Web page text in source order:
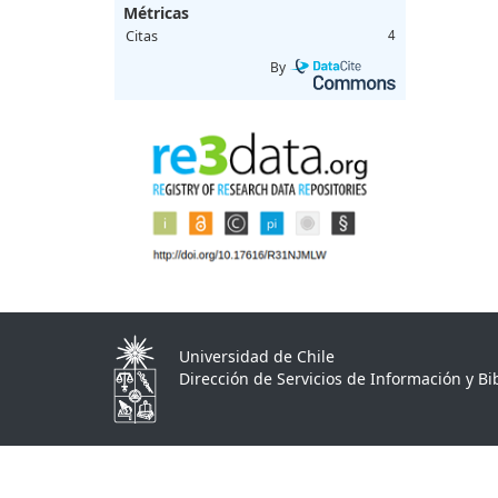
Métricas
Citas 4
By
Universidad de Chile
Dirección de Servicios de Información y